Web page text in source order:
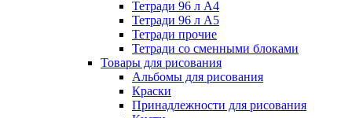
Тетради 96 л А4
Тетради 96 л А5
Тетради прочие
Тетради со сменными блоками
Товары для рисования
Альбомы для рисования
Краски
Принадлежности для рисования